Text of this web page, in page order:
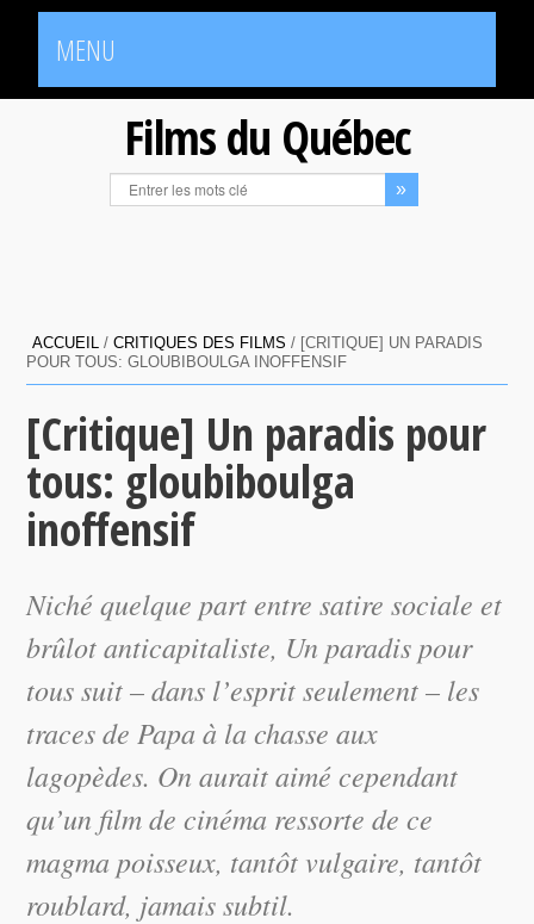
MENU
Films du Québec
ACCUEIL /CRITIQUES DES FILMS / [CRITIQUE] UN PARADIS
POUR TOUS: GLOUBIBOULGA INOFFENSIF
[Critique] Un paradis pour
tous: gloubiboulga
inoffensif
Niché quelque part entre satire sociale et
brûlot anticapitaliste, Un paradis pour
tous suit – dans l’esprit seulement – les
traces de Papa à la chasse aux
lagopèdes. On aurait aimé cependant
qu’un film de cinéma ressorte de ce
magma poisseux, tantôt vulgaire, tantôt
roublard, jamais subtil.